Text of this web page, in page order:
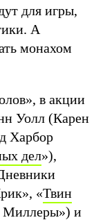
для игры,
А
монахом
в акции
Уолл (Карен
Харбор
дел»),
«Твин
и